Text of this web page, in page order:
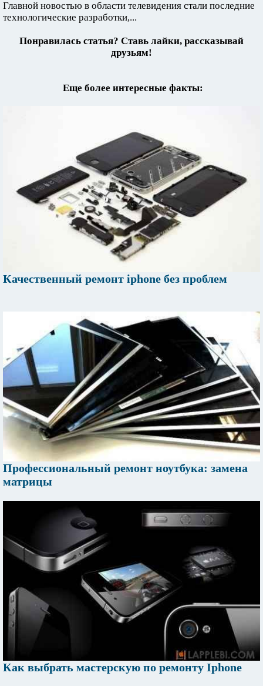
Главной новостью в области телевидения стали последние
технологические разработки,...
Понравилась статья? Ставь лайки, рассказывай
друзьям!
Еще более интересные факты:
Качественный ремонт iphone без проблем
Профессиональный ремонт ноутбука: замена
матрицы
Как выбрать мастерскую по ремонту Iphone